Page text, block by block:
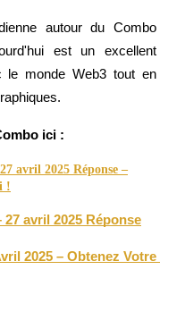
instantané
jetons populaires
autour du Combo
est un excellent
le monde Web3 tout en
ici :
avril 2025 Réponse –
!
avril 2025 Réponse
2025 – Obtenez Votre